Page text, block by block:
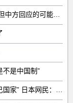
不是中国制”